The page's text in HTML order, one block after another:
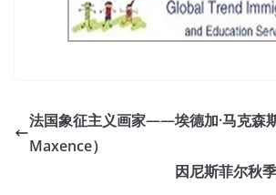
法国象征主义画家——埃德加·马克森
Maxence）
因尼斯菲尔秋